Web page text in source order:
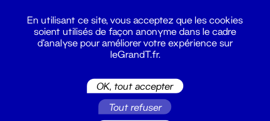
Grand T :
En utilisant ce site, vous acceptez que les cookies
soient utilisés de façon anonyme dans le cadre
d'analyse pour améliorer votre expérience sur
leGrandT.fr.
OK, tout accepter
Tout refuser